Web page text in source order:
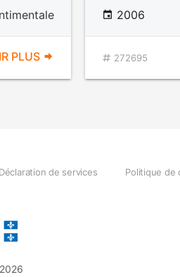
PLUS
2006
272695
Déclaration de services Politique de